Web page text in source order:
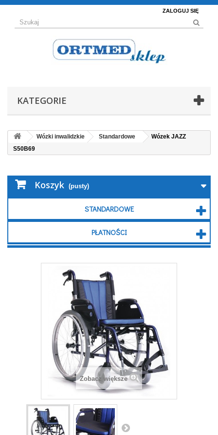
ZALOGUJ SIĘ
KATEGORIE
Wózki inwalidzkie Standardowe
Wózek JAZZ
S50B69
Koszyk (pusty)
STANDARDOWE
PŁATNOŚCI
Zobacz większe